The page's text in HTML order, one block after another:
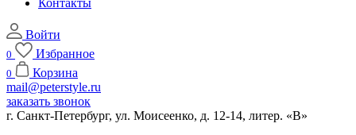
Контакты
Войти
0 Избранное
0
Корзина
mail@peterstyle.ru
заказать звонок
г. Санкт-Петербург, ул. Моисеенко, д. 12-14, литер. «В»